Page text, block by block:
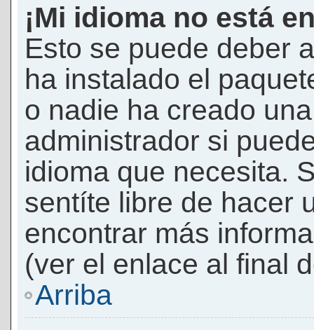
¡Mi idioma no está
Esto se puede deber
ha instalado el
o nadie ha creado
administrador si
idioma que necesita.
sentíte libre de hacer
encontrar más
(ver el enlace al final
Arriba